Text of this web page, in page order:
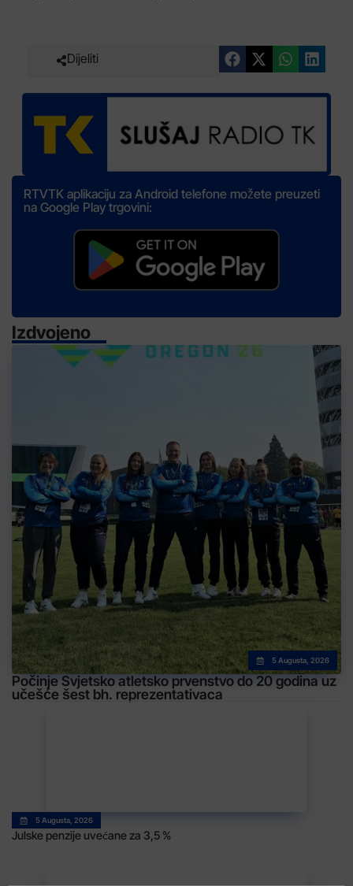
Dijeliti
RTVTK aplikaciju za Android telefone možete preuzeti
na Google Play trgovini:
Izdvojeno
5 Augusta, 2026
Počinje Svjetsko atletsko prvenstvo do 20 godina uz
učešće šest bh. reprezentativaca
5 Augusta, 2026
Julske penzije uvećane za 3,5 %